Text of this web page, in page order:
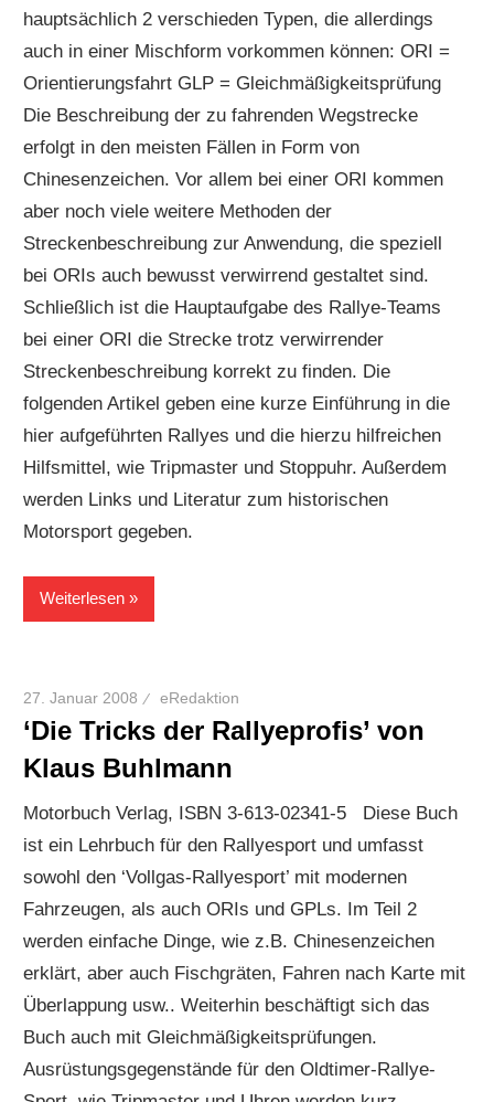
hauptsächlich 2 verschieden Typen, die allerdings
auch in einer Mischform vorkommen können: ORI =
Orientierungsfahrt GLP = Gleichmäßigkeitsprüfung
Die Beschreibung der zu fahrenden Wegstrecke
erfolgt in den meisten Fällen in Form von
Chinesenzeichen. Vor allem bei einer ORI kommen
aber noch viele weitere Methoden der
Streckenbeschreibung zur Anwendung, die speziell
bei ORIs auch bewusst verwirrend gestaltet sind.
Schließlich ist die Hauptaufgabe des Rallye-Teams
bei einer ORI die Strecke trotz verwirrender
Streckenbeschreibung korrekt zu finden. Die
folgenden Artikel geben eine kurze Einführung in die
hier aufgeführten Rallyes und die hierzu hilfreichen
Hilfsmittel, wie Tripmaster und Stoppuhr. Außerdem
werden Links und Literatur zum historischen
Motorsport gegeben.
Weiterlesen
27. Januar 2008 eRedaktion
‘Die Tricks der Rallyeprofis’ von
Klaus Buhlmann
Motorbuch Verlag, ISBN 3-613-02341-5 Diese Buch
ist ein Lehrbuch für den Rallyesport und umfasst
sowohl den ‘Vollgas-Rallyesport’ mit modernen
Fahrzeugen, als auch ORIs und GPLs. Im Teil 2
werden einfache Dinge, wie z.B. Chinesenzeichen
erklärt, aber auch Fischgräten, Fahren nach Karte mit
Überlappung usw.. Weiterhin beschäftigt sich das
Buch auch mit Gleichmäßigkeitsprüfungen.
Ausrüstungsgegenstände für den Oldtimer-Rallye-